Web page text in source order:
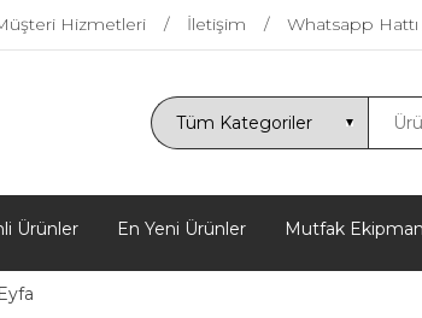
Hizmetleri İletişim Whatsapp
Ürünler En Yeni Ürünler Mutfak
Eyfa